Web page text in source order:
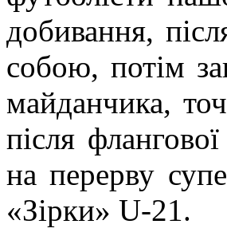
добивання,
собою, потім
майданчика,
після
на перерву
«Зірки» U-21.